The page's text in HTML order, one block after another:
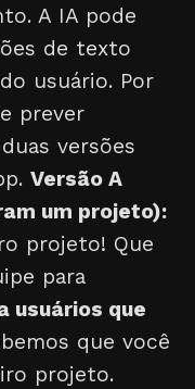
A IA pode
de texto
usuário. Por
prever
versões
Versão A
um projeto):
projeto! Que
para
usuários que
que você
projeto.